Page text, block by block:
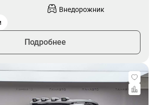
Внедорожник
Подробнее